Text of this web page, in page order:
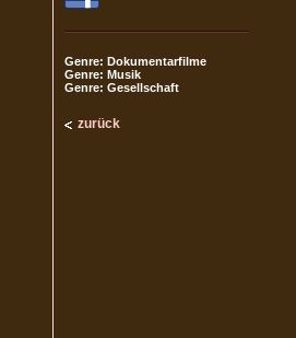
Genre: Dokumentarfilme
Genre: Musik
Genre: Gesellschaft
zurück